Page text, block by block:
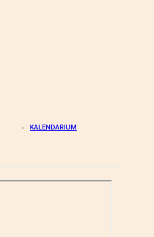
KALENDARIUM